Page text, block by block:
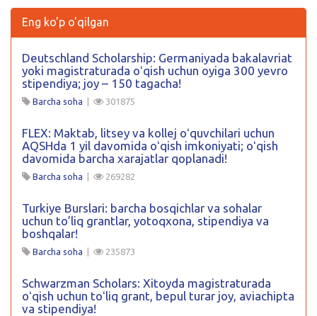
Eng ko'p o'qilgan
Deutschland Scholarship: Germaniyada bakalavriat
yoki magistraturada oʻqish uchun oyiga 300 yevro
stipendiya; joy – 150 tagacha!
Barcha soha | 301875
FLEX: Maktab, litsey va kollej oʻquvchilari uchun
AQSHda 1 yil davomida oʻqish imkoniyati; oʻqish
davomida barcha xarajatlar qoplanadi!
Barcha soha | 269282
Turkiye Burslari: barcha bosqichlar va sohalar
uchun to’liq grantlar, yotoqxona, stipendiya va
boshqalar!
Barcha soha | 235873
Schwarzman Scholars: Xitoyda magistraturada
oʻqish uchun toʻliq grant, bepul turar joy, aviachipta
va stipendiya!